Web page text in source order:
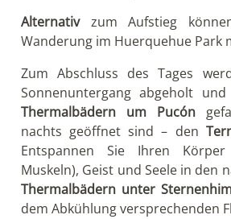
Alternativzum Aufstieg
Wanderung im Huerquehue Park
Zum Abschluss des Tages
Sonnenuntergang abgeholt
Thermalbädern um Pucón
nachts geöffnet sind – den
Entspannen Sie Ihren
Muskeln), Geist und Seele in den
Thermalbädern unter
dem Abkühlung versprechenden